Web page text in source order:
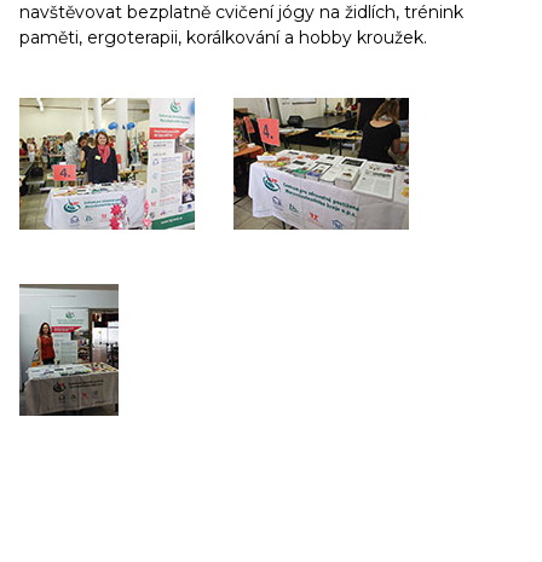
navštěvovat bezplatně cvičení jógy na židlích, trénink
paměti, ergoterapii, korálkování a hobby kroužek.